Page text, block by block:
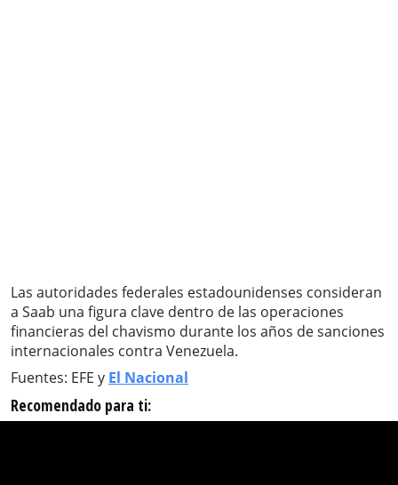
Las autoridades federales estadounidenses consideran
a Saab una figura clave dentro de las operaciones
financieras del chavismo durante los años de sanciones
internacionales contra Venezuela.
Fuentes: EFE y El Nacional
Recomendado para ti: